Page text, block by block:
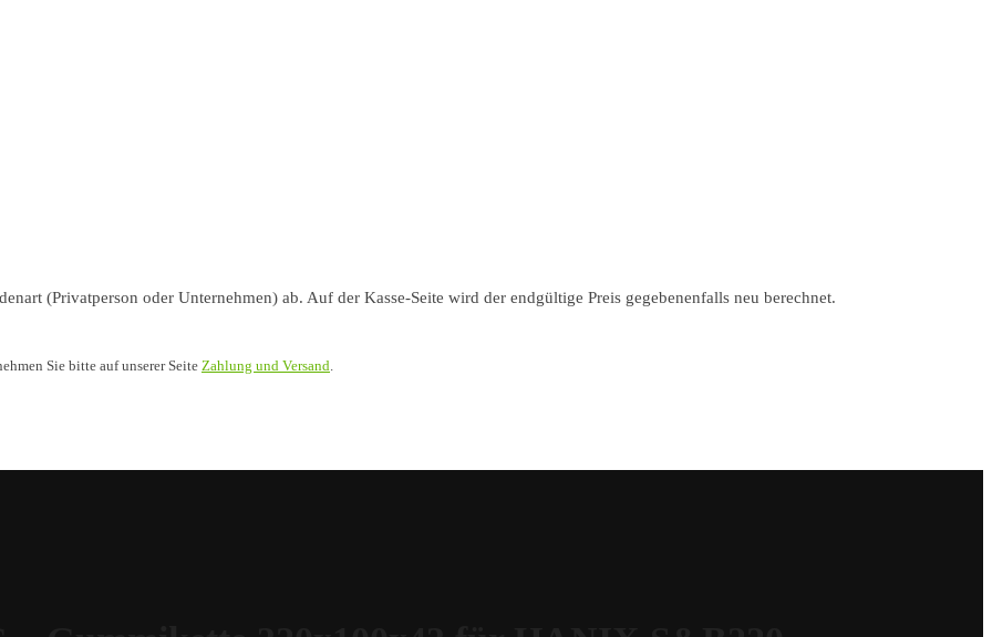
(Privatperson oder Unternehmen) ab. Auf der Kasse-Seite wird der endgültige Preis gegebenenfalls neu berechnet.
Sie bitte auf unserer Seite Zahlung und Versand